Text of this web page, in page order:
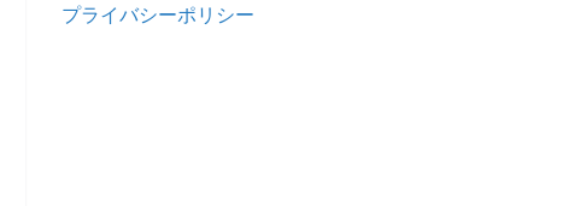
プライバシーポリシー